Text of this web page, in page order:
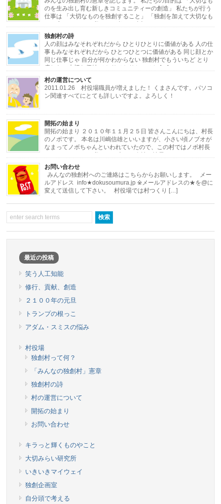
のを生み出し育む新しきコミュニティーの創造」 私たちが行う
仕事は 「大切なものを独創すること」 「独創を加えて大切なも
独創村の詩
人の顔はみなそれぞれだから ひとりひとりに価値がある 人の仕
事もみなそれぞれだから ひとつひとつに価値がある 同じ顔とか
同じ仕事じゃ 自分が何かわからない 独創村でもういちど とり
戻したい大切な価値 ひとりひとりと ひと […]
村の運営について
2011.01.26 村役場職員が増えました！ くまさんです。パソコ
ン関連すべてにとても詳しいですよ。よろしく！
開拓の始まり
開拓の始まり ２０１０年１１月２５日 皆さんこんにちは、村長
のノボです。 本名は川嶋信雄といいますが、小さい頃ノブオが
なまってノボちゃんといわれていたので、この村ではノボ村長
にしました。 さて私はある小さな会社の社長をし […]
お問い合わせ
みんなの独創村へのご連絡はこちらからお願いします。 メー
ルアドレス info★dokusoumura.jp ※メールアドレスの★を@に
変えて送信して下さい。 村役場では村つくり […]
最近の投稿
笑う人工知能
修行、貢献、創造
２１００年の元旦
トランプの根っこ
アダム・スミスの悩み
村役場
独創村って何？
「みんなの独創村」憲章
独創村の詩
村の運営について
開拓の始まり
お問い合わせ
キラっと輝くものやこと
大切みらい研究所
いきいきマイウェイ
独創企画室
自分頭で考える